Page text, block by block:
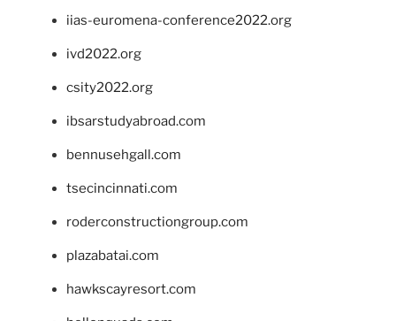
iias-euromena-conference2022.org
ivd2022.org
csity2022.org
ibsarstudyabroad.com
bennusehgall.com
tsecincinnati.com
roderconstructiongroup.com
plazabatai.com
hawkscayresort.com